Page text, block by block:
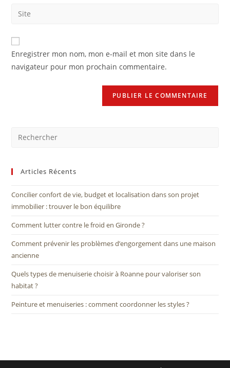
Enregistrer mon nom, mon e-mail et mon site dans le
navigateur pour mon prochain commentaire.
Articles Récents
Concilier confort de vie, budget et localisation dans son projet
immobilier : trouver le bon équilibre
Comment lutter contre le froid en Gironde ?
Comment prévenir les problèmes d’engorgement dans une maison
ancienne
Quels types de menuiserie choisir à Roanne pour valoriser son
habitat ?
Peinture et menuiseries : comment coordonner les styles ?